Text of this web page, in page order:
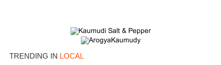
TRENDING IN LOCAL